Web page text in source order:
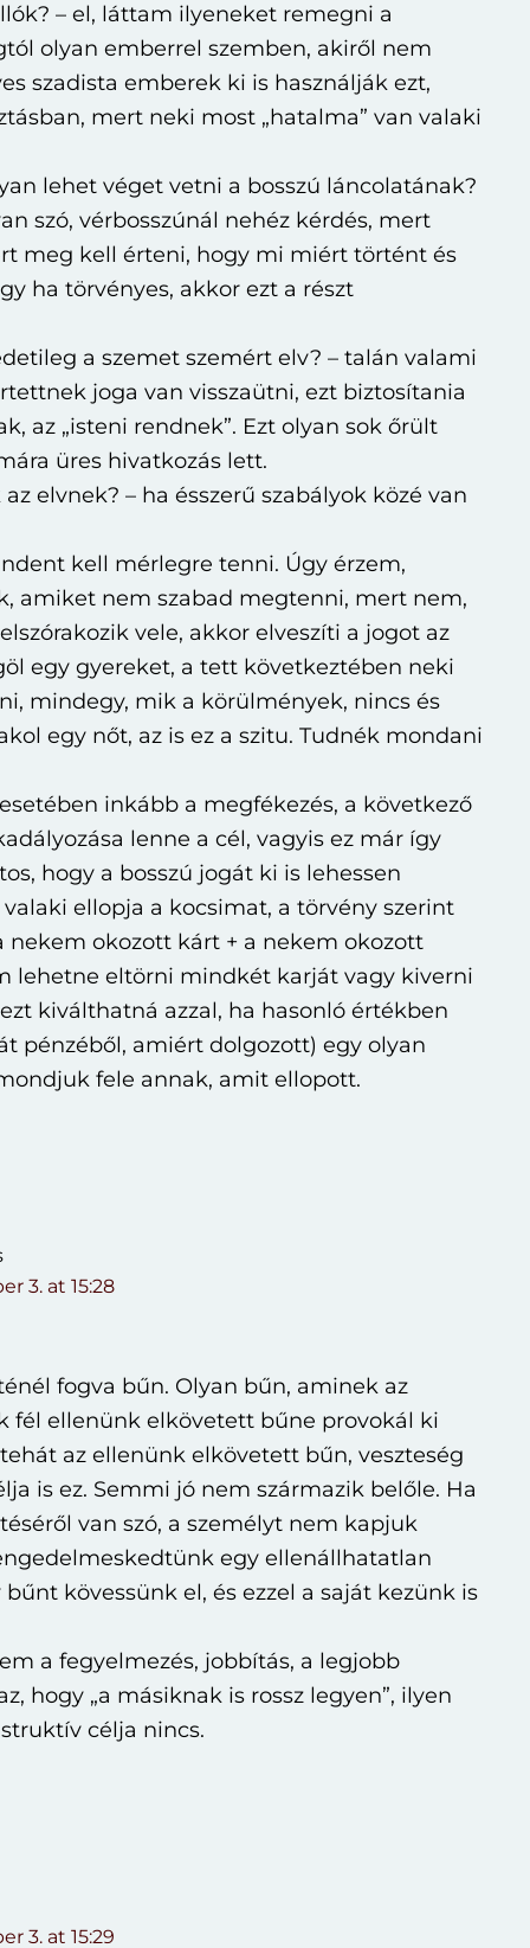
– el, láttam ilyeneket remegni a
olyan emberrel szemben, akiről nem
szadista emberek ki is használják ezt,
mert neki most „hatalma” van valaki
lehet véget vetni a bosszú láncolatának?
szó, vérbosszúnál nehéz kérdés, mert
meg kell érteni, hogy mi miért történt és
ha törvényes, akkor ezt a részt
a szemet szemért elv? – talán valami
joga van visszaütni, ezt biztosítania
az „isteni rendnek”. Ezt olyan sok őrült
üres hivatkozás lett.
elvnek? – ha ésszerű szabályok közé van
kell mérlegre tenni. Úgy érzem,
amiket nem szabad megtenni, mert nem,
vele, akkor elveszíti a jogot az
egy gyereket, a tett következtében neki
mindegy, mik a körülmények, nincs és
egy nőt, az is ez a szitu. Tudnék mondani
inkább a megfékezés, a következő
lenne a cél, vagyis ez már így
hogy a bosszú jogát ki is lehessen
ellopja a kocsimat, a törvény szerint
okozott kárt + a nekem okozott
lehetne eltörni mindkét karját vagy kiverni
kiválthatná azzal, ha hasonló értékben
pénzéből, amiért dolgozott) egy olyan
fele annak, amit ellopott.
3. at 15:28
fogva bűn. Olyan bűn, aminek az
fél ellenünk elkövetett bűne provokál ki
az ellenünk elkövetett bűn, veszteség
is ez. Semmi jó nem származik belőle. Ha
van szó, a személyt nem kapjuk
egy ellenállhatatlan
kövessünk el, és ezzel a saját kezünk is
a fegyelmezés, jobbítás, a legjobb
hogy „a másiknak is rossz legyen”, ilyen
célja nincs.
3. at 15:29